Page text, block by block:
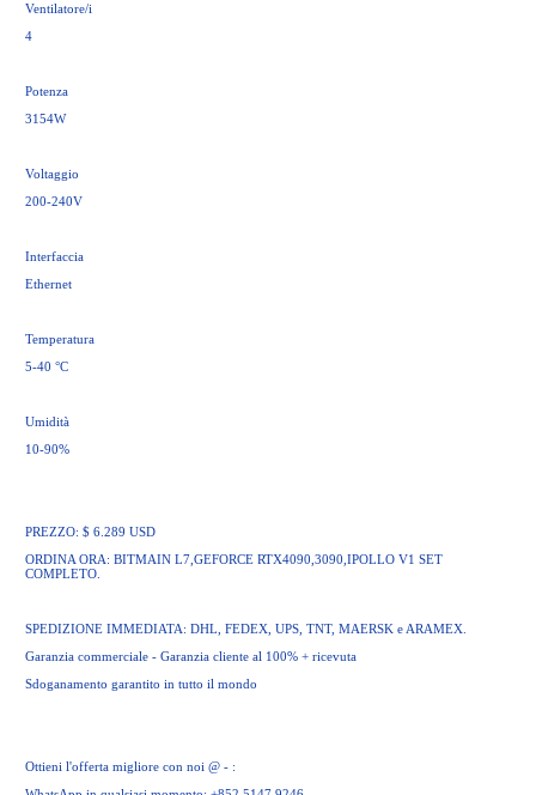
Ventilatore/i
4
Potenza
3154W
Voltaggio
200-240V
Interfaccia
Ethernet
Temperatura
5-40 °C
Umidità
10-90%
PREZZO: $ 6.289 USD
ORDINA ORA: BITMAIN L7,GEFORCE RTX4090,3090,IPOLLO V1 SET
COMPLETO.
SPEDIZIONE IMMEDIATA: DHL, FEDEX, UPS, TNT, MAERSK e ARAMEX.
Garanzia commerciale - Garanzia cliente al 100% + ricevuta
Sdoganamento garantito in tutto il mondo
Ottieni l'offerta migliore con noi @ - :